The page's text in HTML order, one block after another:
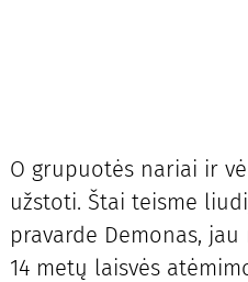
O grupuotės nariai ir
užstoti. Štai teisme
pravarde Demonas,
14 metų laisvės